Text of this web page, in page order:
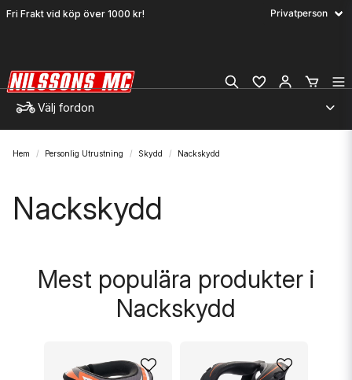
Fri Frakt vid köp över 1000 kr!
Välj fordon
Hem Personlig Utrustning Skydd Nackskydd
Nackskydd
Mest populära produkter i
Nackskydd